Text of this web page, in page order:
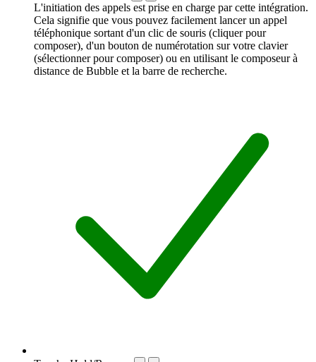
L'initiation des appels est prise en charge par cette intégration.
Cela signifie que vous pouvez facilement lancer un appel
téléphonique sortant d'un clic de souris (cliquer pour
composer), d'un bouton de numérotation sur votre clavier
(sélectionner pour composer) ou en utilisant le composeur à
distance de Bubble et la barre de recherche.